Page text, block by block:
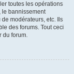
toutes les opérations
le bannissement
modérateurs, etc. Ils
des forums. Tout ceci
du forum.